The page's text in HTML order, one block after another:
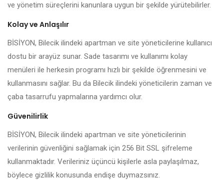
ve yönetim süreçlerini kanunlara uygun bir şekilde yürütebilirler.
Kolay ve Anlaşılır
BİSİYON, Bilecik ilindeki apartman ve site yöneticilerine kullanıcı
dostu bir arayüz sunar. Sade tasarımı ve kullanımı kolay
menüleri ile herkesin programı hızlı bir şekilde öğrenmesini ve
kullanmasını sağlar. Bu da Bilecik ilindeki yöneticilerin zaman ve
çaba tasarrufu yapmalarına yardımcı olur.
Güvenilirlik
BİSİYON, Bilecik ilindeki apartman ve site yöneticilerinin
verilerinin güvenliğini sağlamak için 256 Bit SSL şifreleme
kullanmaktadır. Verileriniz üçüncü kişilerle asla paylaşılmaz,
böylece gizlilik konusunda endişe duymazsınız.